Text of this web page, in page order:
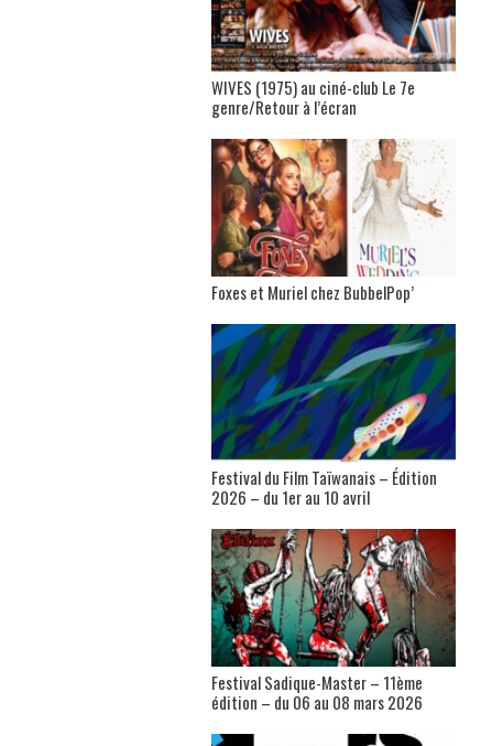
WIVES (1975) au ciné-club Le 7e
genre/Retour à l’écran
Foxes et Muriel chez BubbelPop’
Festival du Film Taïwanais – Édition
2026 – du 1er au 10 avril
Festival Sadique-Master – 11ème
édition – du 06 au 08 mars 2026